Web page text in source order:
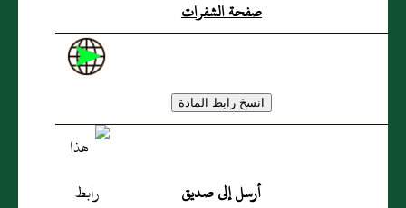
صفحة الشفرات
أرسل إلى صديق